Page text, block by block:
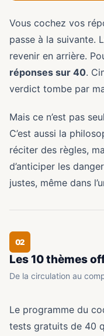
Vous cochez vos
passe à la suivante.
revenir en arrière.
réponses sur 40.
verdict tombe par
Mais ce n’est pas
C’est aussi la
réciter des règles,
d’anticiper les
justes, même dans
02
Les 10 thèmes
De la circulation au
Le programme du
tests gratuits de 40